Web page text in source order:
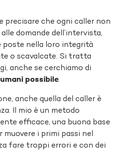
precisare che ogni caller non
domande dell’intervista,
poste nella loro integrità
o scavalcate. Si tratta
anche se cerchiamo di
possibile.
anche quella del caller è
Il mio è un metodo
efficace, una buona base
i primi passi nel
fare troppi errori e con dei